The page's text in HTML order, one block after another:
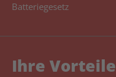
Batteriegesetz
Ihre Vorteile